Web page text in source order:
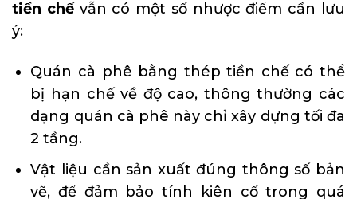
tiền chếvẫn có một số nhược điểm cần lưu
ý:
Quán cà phê bằng thép tiền chế có thể
bị hạn chế về độ cao, thông thường các
dạng quán cà phê này chỉ xây dựng tối đa
2 tầng.
Vật liệu cần sản xuất đúng thông số bản
vẽ, để đảm bảo tính kiên cố trong quá